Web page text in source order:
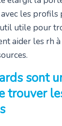
les profils
utile pour
aider les rh
sont
trouver